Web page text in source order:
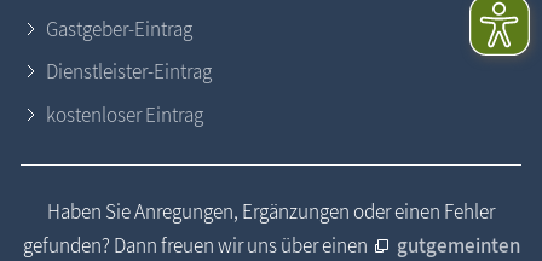
Gastgeber-Eintrag
Dienstleister-Eintrag
kostenloser Eintrag
Haben Sie Anregungen, Ergänzungen oder einen Fehler
gefunden? Dann freuen wir uns über einen
gutgemeinten